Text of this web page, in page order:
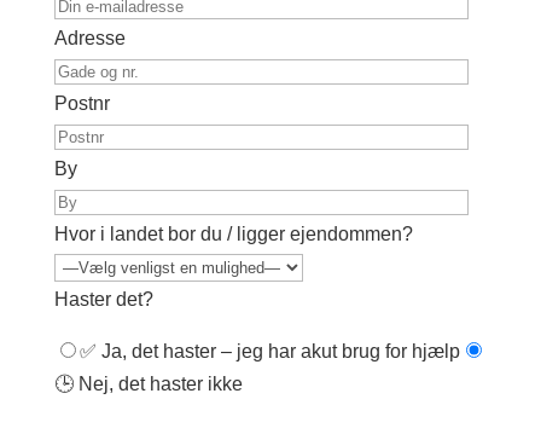
Adresse
Postnr
By
Hvor i landet bor du / ligger ejendommen?
Haster det?
✅ Ja, det haster – jeg har akut brug for hjælp
🕒 Nej, det haster ikke